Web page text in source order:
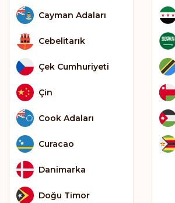
Cayman Adaları
Cebelitarık
Çek Cumhuriyeti
Çin
Cook Adaları
Curacao
Danimarka
Doğu Timor